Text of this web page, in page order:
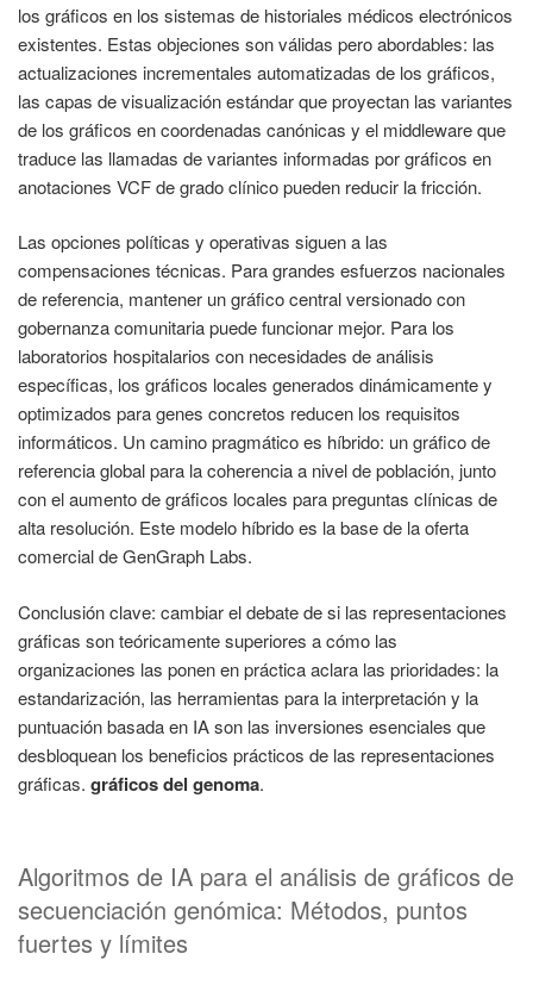
los gráficos en los sistemas de historiales médicos electrónicos
existentes. Estas objeciones son válidas pero abordables: las
actualizaciones incrementales automatizadas de los gráficos,
las capas de visualización estándar que proyectan las variantes
de los gráficos en coordenadas canónicas y el middleware que
traduce las llamadas de variantes informadas por gráficos en
anotaciones VCF de grado clínico pueden reducir la fricción.
Las opciones políticas y operativas siguen a las
compensaciones técnicas. Para grandes esfuerzos nacionales
de referencia, mantener un gráfico central versionado con
gobernanza comunitaria puede funcionar mejor. Para los
laboratorios hospitalarios con necesidades de análisis
específicas, los gráficos locales generados dinámicamente y
optimizados para genes concretos reducen los requisitos
informáticos. Un camino pragmático es híbrido: un gráfico de
referencia global para la coherencia a nivel de población, junto
con el aumento de gráficos locales para preguntas clínicas de
alta resolución. Este modelo híbrido es la base de la oferta
comercial de GenGraph Labs.
Conclusión clave: cambiar el debate de si las representaciones
gráficas son teóricamente superiores a cómo las
organizaciones las ponen en práctica aclara las prioridades: la
estandarización, las herramientas para la interpretación y la
puntuación basada en IA son las inversiones esenciales que
desbloquean los beneficios prácticos de las representaciones
gráficas. gráficos del genoma.
Algoritmos de IA para el análisis de gráficos de
secuenciación genómica: Métodos, puntos
fuertes y límites